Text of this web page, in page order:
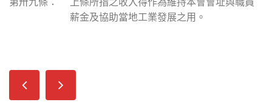
薪金及協助當地工業發展之用。